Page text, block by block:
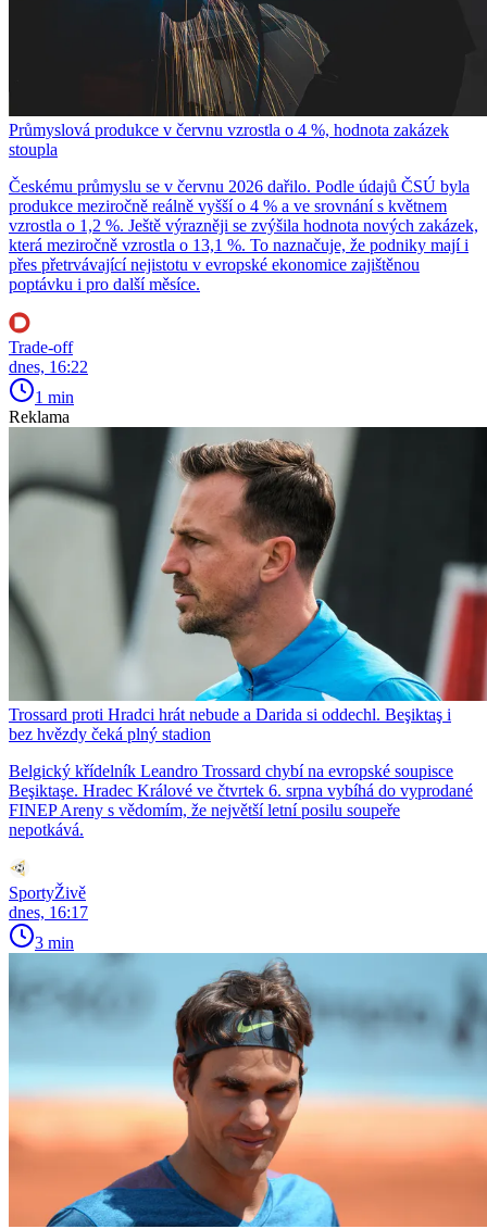
Průmyslová produkce v červnu vzrostla o 4 %, hodnota zakázek
stoupla
Českému průmyslu se v červnu 2026 dařilo. Podle údajů ČSÚ byla
produkce meziročně reálně vyšší o 4 % a ve srovnání s květnem
vzrostla o 1,2 %. Ještě výrazněji se zvýšila hodnota nových zakázek,
která meziročně vzrostla o 13,1 %. To naznačuje, že podniky mají i
přes přetrvávající nejistotu v evropské ekonomice zajištěnou
poptávku i pro další měsíce.
Trade-off
dnes, 16:22
1 min
Reklama
Trossard proti Hradci hrát nebude a Darida si oddechl. Beşiktaş i
bez hvězdy čeká plný stadion
Belgický křídelník Leandro Trossard chybí na evropské soupisce
Beşiktaşe. Hradec Králové ve čtvrtek 6. srpna vybíhá do vyprodané
FINEP Areny s vědomím, že největší letní posilu soupeře
nepotkává.
SportyŽivě
dnes, 16:17
3 min